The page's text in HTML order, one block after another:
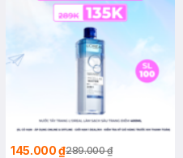
145.000 ₫289.000 ₫